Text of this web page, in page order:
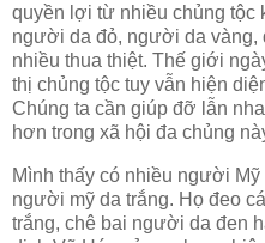
quyền lợi từ nhiều chủng tộc
người da đỏ, người da vàng,
nhiều thua thiệt. Thế giới
thị chủng tộc tuy vẫn hiện
Chúng ta cần giúp đỡ lẫn
hơn trong xã hội đa chủng
Mình thấy có nhiều người
người mỹ da trắng. Họ đeo
trắng, chê bai người da đen